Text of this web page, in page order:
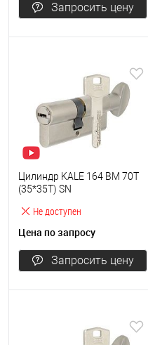
Запросить цену
Не доступен
Цилиндр KALE 164 BM 70T
(35*35T) SN
Цена по запросу
Запросить цену